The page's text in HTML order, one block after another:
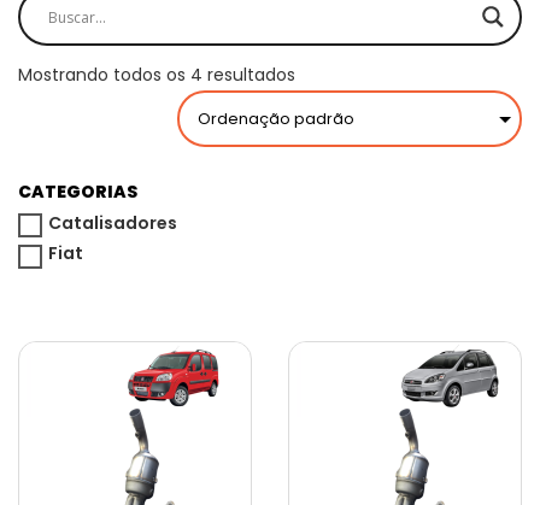
Mostrando todos os 4 resultados
CATEGORIAS
Catalisadores
Fiat